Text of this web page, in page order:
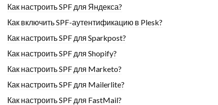
Как настроить SPF для Яндекса?
Как включить SPF-аутентификацию в Plesk?
Как настроить SPF для Sparkpost?
Как настроить SPF для Shopify?
Как настроить SPF для Marketo?
Как настроить SPF для Mailerlite?
Как настроить SPF для FastMail?